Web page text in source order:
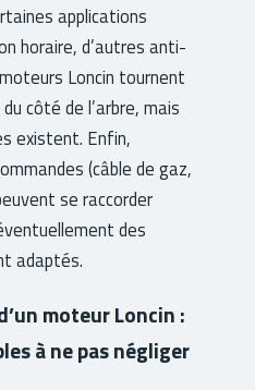
applications
horaire, d’autres anti-
Loncin tournent
côté de l’arbre, mais
existent. Enfin,
(câble de gaz,
se raccorder
des
adaptés.
moteur Loncin :
à ne pas négliger